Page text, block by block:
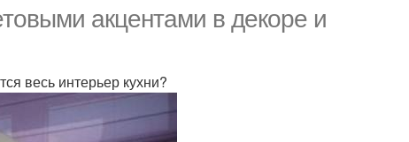
акцентами в декоре и
весь интерьер кухни?